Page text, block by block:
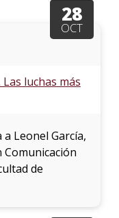
28
OCT
luchas más
Leonel García,
Comunicación
de